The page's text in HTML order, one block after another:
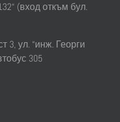
(вход откъм бул.
3, ул. “инж. Георги
305